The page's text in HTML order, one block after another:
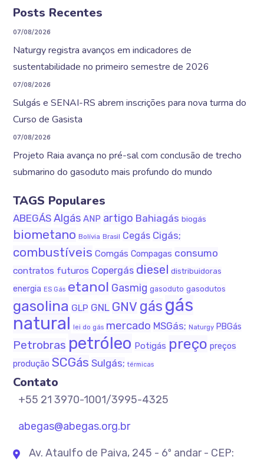
Posts Recentes
07/08/2026
Naturgy registra avanços em indicadores de
sustentabilidade no primeiro semestre de 2026
07/08/2026
Sulgás e SENAI-RS abrem inscrições para nova turma do
Curso de Gasista
07/08/2026
Projeto Raia avança no pré-sal com conclusão de trecho
submarino do gasoduto mais profundo do mundo
TAGS Populares
ABEGÁS Algás ANP artigo Bahiagás biogás
biometano Bolívia Brasil Cegás Cigás;
combustíveis Comgás Compagas consumo
contratos futuros Copergás diesel distribuidoras
energia ES Gás etanol Gasmig gasoduto gasodutos
gasolina GLP GNL GNV gás gás
natural lei do gás mercado MSGás; Naturgy PBGás
Petrobras petróleo Potigás preço preços
produção SCGás Sulgás; térmicas
Contato
+55 21 3970-1001/3995-4325
abegas@abegas.org.br
Av. Ataulfo de Paiva, 245 - 6º andar - CEP: